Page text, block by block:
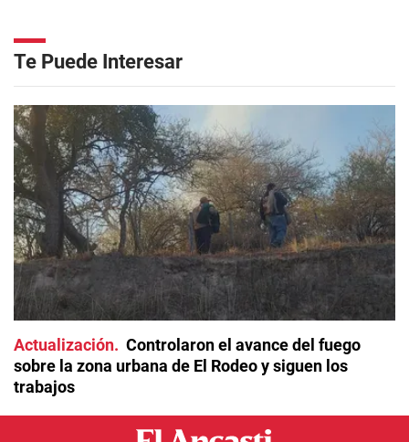
Te Puede Interesar
Actualización
Controlaron el avance del fuego
sobre la zona urbana de El Rodeo y siguen los
trabajos